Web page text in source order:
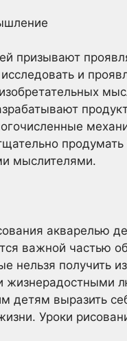
призывают
и
мыслителями.
акварелью
важной частью
нельзя получить
жизнерадостными
детям выразить
Уроки